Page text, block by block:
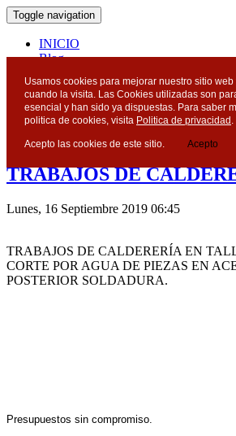
Toggle navigation
INICIO
Blog
Blog
TRABAJOS DE
Lunes, 16 Septiembre 2019 06:45
TRABAJOS DE CALDERERÍA EN
CORTE POR AGUA DE PIEZAS EN
POSTERIOR SOLDADURA.
Presupuestos sin compromiso.
Usamos cookies para mejorar nuestro sitio
cuando la visita. Las Cookies utilizadas son
esencial y han sido ya dispuestas. Para saber
politica de cookies, visita Politica de privacidad .
Acepto las cookies de este sitio. Acepto